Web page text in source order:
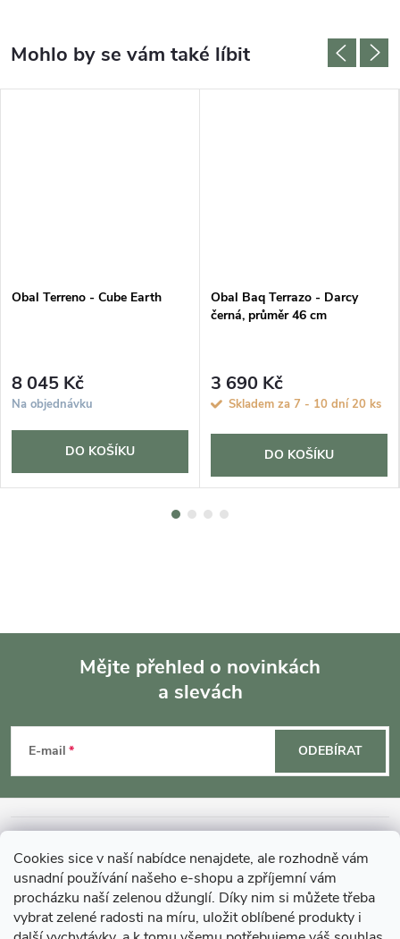
Cookies sice v naší nabídce nenajdete, ale rozhodně vám
usnadní používání našeho e-shopu a zpříjemní vám
procházku naší zelenou džunglí. Díky nim si můžete třeba
vybrat zelené radosti na míru, uložit oblíbené produkty i
Obal Terreno - Cube Earth
8 045 Kč
Na objednávku
DO KOŠÍKU
Obal Baq Terrazo - Darcy
černá, průměr 46 cm
3 690 Kč
Skladem za 7 - 10 dní 20 ks
DO KOŠÍKU
p
a
Mějte přehled o novinkách
a slevách
E-mail ODEBÍRAT
MOHLO BY VÁS ZAJÍMAT